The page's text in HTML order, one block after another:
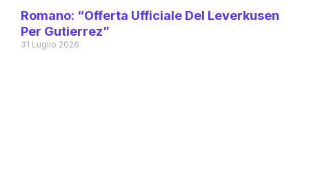
Romano: “Offerta Ufficiale Del Leverkusen
Per Gutierrez”
31 Luglio 2026